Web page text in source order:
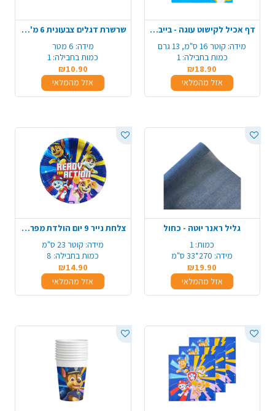
דף אכיל לקישוט עוגה - בייבי שארק
מידה: קוטר 16 ס"מ, 13 גרם
כמות בחבילה: 1
₪18.90
אזל מהמלאי
שרשרת דגלים צבעונית 6 מ' - תכלת
מידה: 6 מטר
כמות בחבילה: 1
₪10.90
אזל מהמלאי
גליל ראנר יוטה - כחול
כמות: 1
מידה: 270*33 ס"מ
₪19.90
אזל מהמלאי
צלחת נייר 9 יום הולדת מפרץ ההרפקאות - כחול
מידה: קוטר 23 ס"מ
כמות בחבילה: 8
₪14.90
אזל מהמלאי